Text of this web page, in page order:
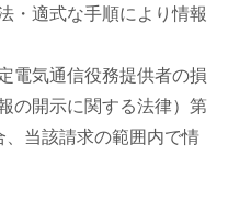
・適式な手順により情報
電気通信役務提供者の損
の開示に関する法律）第
当該請求の範囲内で情